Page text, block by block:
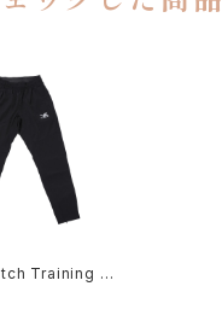
Training Pa